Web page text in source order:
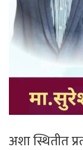
अशा स्थितीत